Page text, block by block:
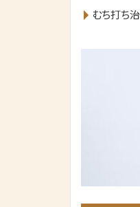
むち打ち